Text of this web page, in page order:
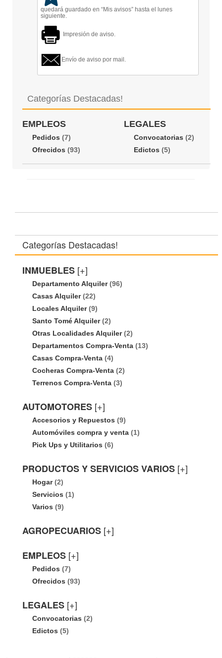
quedará guardado en “Mis avisos” hasta el lunes
siguiente.
Impresión de aviso.
Envío de aviso por mail.
Categorías Destacadas!
EMPLEOS
Pedidos (7)
Ofrecidos (93)
LEGALES
Convocatorias (2)
Edictos (5)
Categorías Destacadas!
INMUEBLES [+]
Departamento Alquiler(96)
Casas Alquiler(22)
Locales Alquiler(9)
Santo Tomé Alquiler(2)
Otras Localidades Alquiler(2)
Departamentos Compra-Venta (13)
Casas Compra-Venta (4)
Cocheras Compra-Venta (2)
Terrenos Compra-Venta (3)
AUTOMOTORES [+]
Accesorios y Repuestos (9)
Automóviles compra y venta (1)
Pick Ups y Utilitarios (6)
PRODUCTOS Y SERVICIOS VARIOS [+]
Hogar(2)
Servicios (1)
Varios (9)
AGROPECUARIOS [+]
EMPLEOS [+]
Pedidos (7)
Ofrecidos (93)
LEGALES [+]
Convocatorias (2)
Edictos (5)